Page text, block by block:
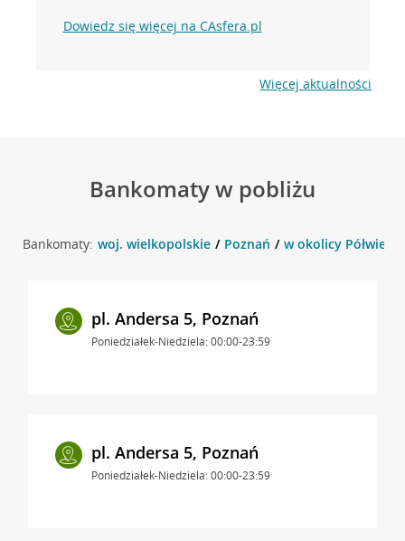
Dowiedz się więcej na CAsfera.pl
Więcej aktualności
Bankomaty w pobliżu
Bankomaty: woj. wielkopolskie Poznań w okolicy
pl. Andersa 5, Poznań
Poniedziałek-Niedziela: 00:00-23:59
pl. Andersa 5, Poznań
Poniedziałek-Niedziela: 00:00-23:59